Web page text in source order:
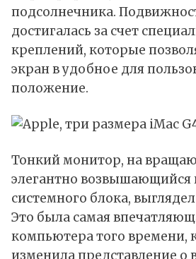
подсолнечника.
достигалась за счет
креплений, которые
экран в удобное для
положение.
Тонкий монитор, на
элегантно возвышающийся
системного блока,
Это была самая
компьютера того времени,
изменила представление о